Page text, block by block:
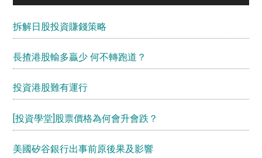
拆解日股投資賺錢策略
長揸港股輸多贏少 何不轉跑道？
投資港股難有運行
[投資學堂]股票價格為何會升會跌？
美國矽谷銀行出事前原後果及影響